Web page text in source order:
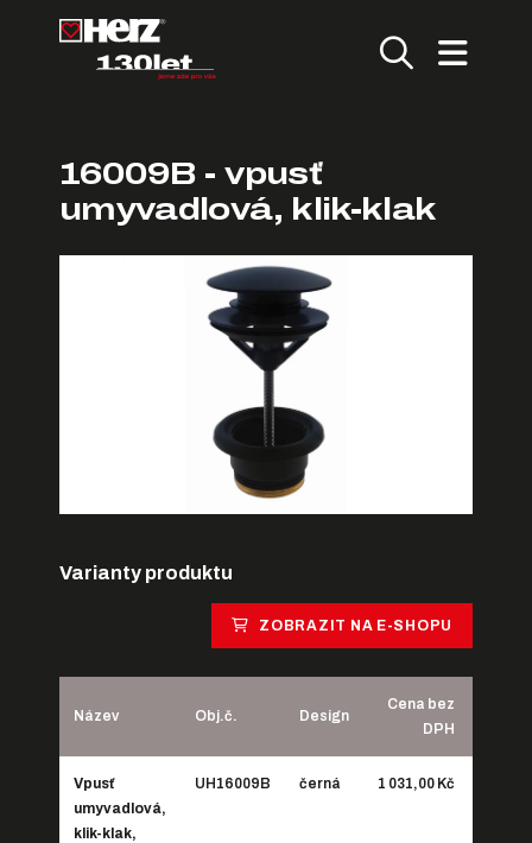
16009B - vpusť
umyvadlová, klik-klak
Varianty produktu
ZOBRAZIT NA E-SHOPU
Název Obj.č. Design
Cena bez
DPH
Vpusť
umyvadlová,
klik-klak,
UH16009B černá 1 031,00 Kč